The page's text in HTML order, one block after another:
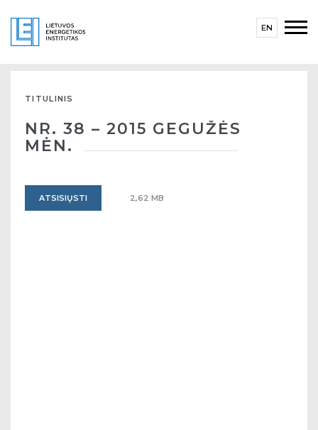
EN
TITULINIS
NR. 38 – 2015 GEGUŽĖS
MĖN.
ATSISIŲSTI 2,62 MB